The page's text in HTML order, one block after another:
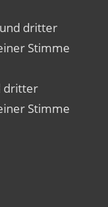
dritter
Stimme
dritter
Stimme